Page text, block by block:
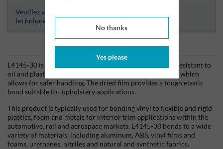
No thanks
Yes please
Veuillez vous connecter afin d’avoir accès aux fiches
techniques
Informations produits
L4145-30 is a fast drying, high viscosity product that is resistant to
oil and plasticizer migration. It does not need a curative, which
allows for safer handling. The dried film provides a tough elastic
bond suitable for upholstery applications.
This product is typically used for bonding vinyl to flexible and rigid
plastics, foam and metals for interior trim applications within the
automotive, rail and aerospace markets. L4145-30 bonds to a wide
variety of materials, including aluminum, ABS, vinyl films and
foams, urethanes, nitriles and natural and synthetic fabrics.